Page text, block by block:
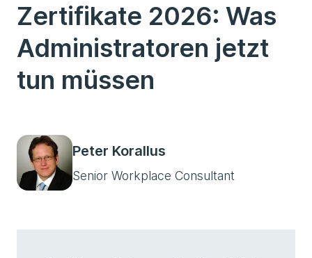
Zertifikate 2026: Was
Administratoren jetzt
tun müssen
Peter Korallus
Senior Workplace Consultant